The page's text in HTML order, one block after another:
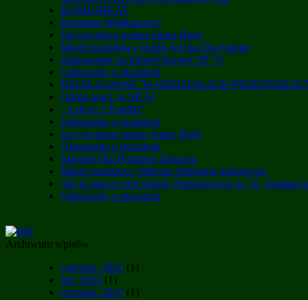
KOMUNIKAT
Kiermasz Wielkanocny
Już jest trzeci numer Super Budy
Międzynarodowy Dzień Języka Ojczystego
Zapraszamy na Dzień Otwarty SP 74
Ogłoszenie o przetargu
DZIAŁALNOŚĆ W ODDZIAŁACH
Oferta pracy w SP 74
„ Lekcje z Temidą”
Ogłoszenie o przetargu
Już jest drugi numer Super Budy
Ogłoszenie o przetargu
Szkolne Dni Promocji Zdrowia
Międzynarodowy Miesiąc Bibliotek Szkolnych
Akcja nauczycieli Szkoły Podstawowej nr 74 „Zamiast
Ogłoszenie o przetargu
Archiwum wpisów
czerwiec 2025 (1)
luty 2024 (1)
czerwiec 2023 (1)